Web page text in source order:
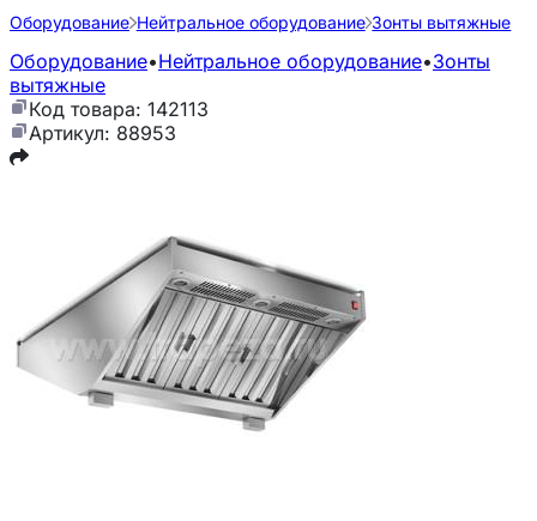
Оборудование Нейтральное оборудование Зонты вытяжные
Оборудование•Нейтральное оборудование•Зонты
вытяжные
Код товара: 142113
Артикул: 88953